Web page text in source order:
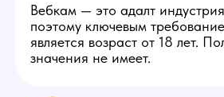
что в результате повысит доход
со смены.
5